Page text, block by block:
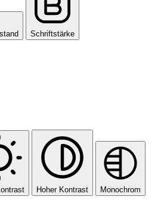
Schriftstärke
Hoher Kontrast Monochrom